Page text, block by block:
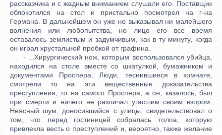
рассказчика и с жадным вниманием слушали его. Поставщик
облокотился на стол и пристально посмотрел на г-на
Германа. В дальнейшем он уже не выказывал ни малейшего
волнения или любопытства, но лицо его все время
оставалось землистым и задумчивым, как в ту минуту, когда
он играл хрустальной пробкой от графина.
- ...Хирургический нож, которым воспользовался убийца,
находился на столе вместе со шкатулкой, бумажником и
документами Проспера. Люди, теснившиеся в комнате,
смотрели то на эти вещественные доказательства
преступления, то на самого Проспера, а он, казалось, был
при смерти и ничего не различал угасшим своим взором.
Неясный шум, доносившийся с улицы, свидетельствовал о
том, что перед гостиницей собралась толпа, которую
привлекла весть о преступлений и, вероятно, также желание